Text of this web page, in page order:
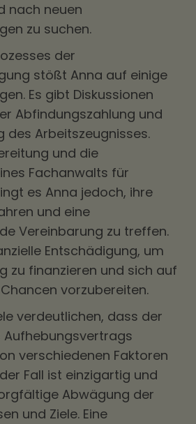
nach neuen
zu suchen.
der
stößt Anna auf einige
Es gibt Diskussionen
Abfindungszahlung und
des Arbeitszeugnisses.
und die
Fachanwalts für
es Anna jedoch, ihre
und eine
Vereinbarung zu treffen.
Entschädigung, um
zu finanzieren und sich auf
vorzubereiten.
verdeutlichen, dass der
Aufhebungsvertrags
verschiedenen Faktoren
Fall ist einzigartig und
Abwägung der
und Ziele. Eine